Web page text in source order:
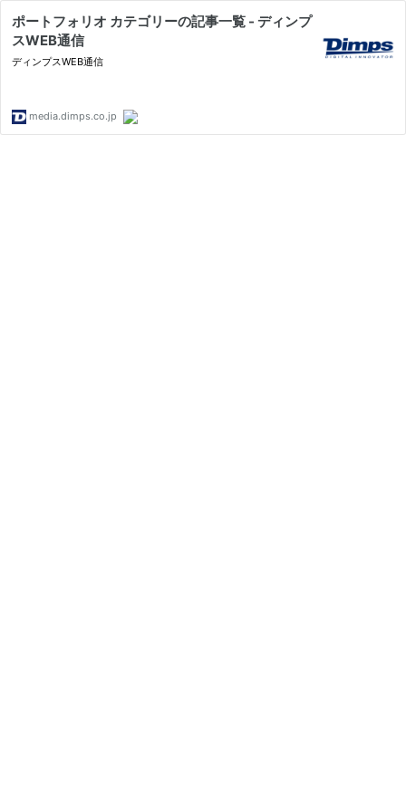
ポートフォリオ カテゴリーの記事一覧 - ディンプ
スWEB通信
ディンプスWEB通信
media.dimps.co.jp